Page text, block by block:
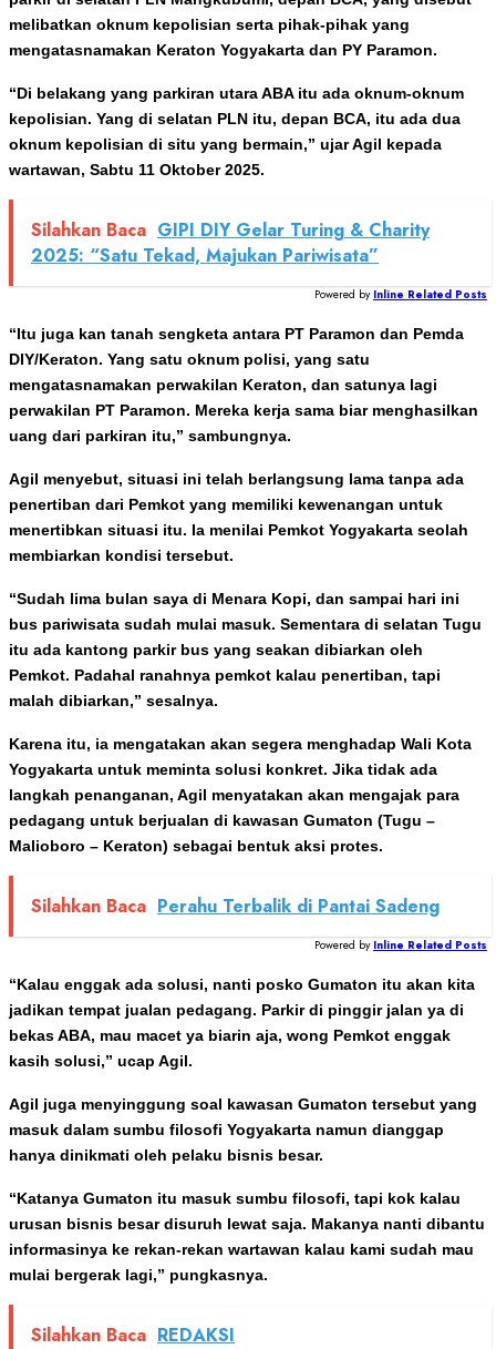
melibatkan oknum kepolisian serta pihak-pihak yang
mengatasnamakan Keraton Yogyakarta dan PY Paramon.
“Di belakang yang parkiran utara ABA itu ada oknum-oknum
kepolisian. Yang di selatan PLN itu, depan BCA, itu ada dua
oknum kepolisian di situ yang bermain,” ujar Agil kepada
wartawan, Sabtu 11 Oktober 2025.
Silahkan Baca GIPI DIY Gelar Turing & Charity
2025: “Satu Tekad, Majukan Pariwisata”
Powered by Inline Related Posts
“Itu juga kan tanah sengketa antara PT Paramon dan Pemda
DIY/Keraton. Yang satu oknum polisi, yang satu
mengatasnamakan perwakilan Keraton, dan satunya lagi
perwakilan PT Paramon. Mereka kerja sama biar menghasilkan
uang dari parkiran itu,” sambungnya.
Agil menyebut, situasi ini telah berlangsung lama tanpa ada
penertiban dari Pemkot yang memiliki kewenangan untuk
menertibkan situasi itu. Ia menilai Pemkot Yogyakarta seolah
membiarkan kondisi tersebut.
“Sudah lima bulan saya di Menara Kopi, dan sampai hari ini
bus pariwisata sudah mulai masuk. Sementara di selatan Tugu
itu ada kantong parkir bus yang seakan dibiarkan oleh
Pemkot. Padahal ranahnya pemkot kalau penertiban, tapi
malah dibiarkan,” sesalnya.
Karena itu, ia mengatakan akan segera menghadap Wali Kota
Yogyakarta untuk meminta solusi konkret. Jika tidak ada
langkah penanganan, Agil menyatakan akan mengajak para
pedagang untuk berjualan di kawasan Gumaton (Tugu –
Malioboro – Keraton) sebagai bentuk aksi protes.
Silahkan Baca Perahu Terbalik di Pantai Sadeng
Powered by Inline Related Posts
“Kalau enggak ada solusi, nanti posko Gumaton itu akan kita
jadikan tempat jualan pedagang. Parkir di pinggir jalan ya di
bekas ABA, mau macet ya biarin aja, wong Pemkot enggak
kasih solusi,” ucap Agil.
Agil juga menyinggung soal kawasan Gumaton tersebut yang
masuk dalam sumbu filosofi Yogyakarta namun dianggap
hanya dinikmati oleh pelaku bisnis besar.
“Katanya Gumaton itu masuk sumbu filosofi, tapi kok kalau
urusan bisnis besar disuruh lewat saja. Makanya nanti dibantu
informasinya ke rekan-rekan wartawan kalau kami sudah mau
mulai bergerak lagi,” pungkasnya.
Silahkan Baca REDAKSI